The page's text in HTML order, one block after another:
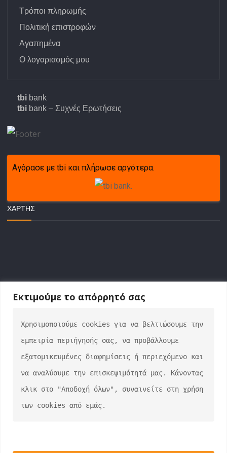
Εκτιμούμε το απόρρητό σας
Χρησιμοποιούμε cookies για να βελτιώσουμε την
εμπειρία περιήγησής σας, να προβάλλουμε
εξατομικευμένες διαφημίσεις ή περιεχόμενο και
να αναλύουμε την επισκεψιμότητά μας. Κάνοντας
κλικ στο "Αποδοχή όλων", συναινείτε στη χρήση
των cookies από εμάς.
Τρόποι πληρωμής
Πολιτική επιστροφών
Αγαπημένα
Ο λογαριασμός μου
tbi bank
tbi bank – Συχνές Ερωτήσεις
Αγόρασε με tbi και πλήρωσε αργότερα.
ΧΆΡΤΗΣ
ΕΠΙΚΟΙΝΩΝΙΑ
info@auto-verse.gr
2108317227
Δευτέρα - Παρασκευή 09:00 - 17:00
Σάββατο 10:00 - 15:00